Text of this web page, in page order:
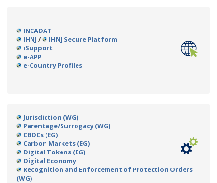
INCADAT
IHNJ /
IHNJ Secure Platform
iSupport
e-APP
e-Country Profiles
Jurisdiction (WG)
Parentage/Surrogacy (WG)
CBDCs (EG)
Carbon Markets (EG)
Digital Tokens (EG)
Digital Economy
Recognition and Enforcement of Protection Orders
(WG)